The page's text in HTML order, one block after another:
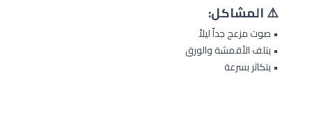
⚠️ المشاكل:
• صوت مزعج جداً ليلاً
• يتلف الأقمشة والورق
• يتكاثر بسرعة